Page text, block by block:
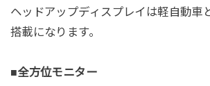
ヘッドアップディスプレイは軽自動車
搭載になります。
■全方位モニター